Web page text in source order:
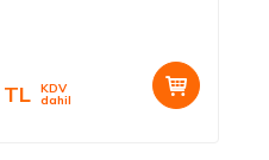
TL KDV
dahil